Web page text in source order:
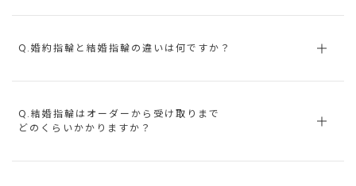
Q.婚約指輪と結婚指輪の違いは何ですか？
Q.結婚指輪はオーダーから受け取りまで
どのくらいかかりますか？